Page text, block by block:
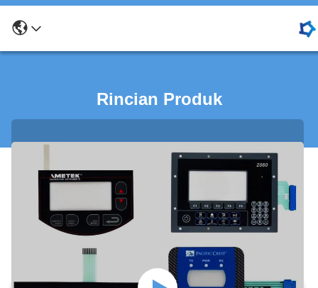
Rincian Produk